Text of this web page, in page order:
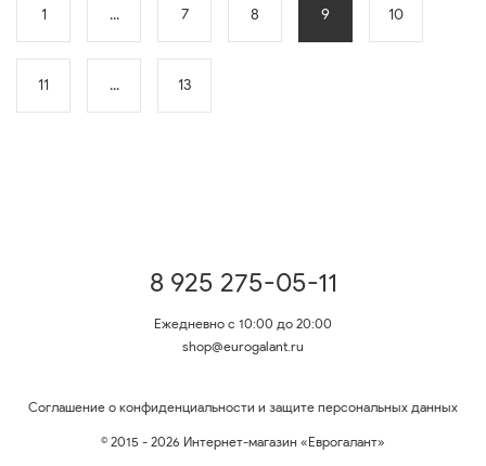
1 ... 7 8 9 10
11 ... 13
8 925 275-05-11
Ежедневно с 10:00 до 20:00
shop@eurogalant.ru
Соглашение о конфиденциальности и защите персональных данных
© 2015 - 2026 Интернет-магазин «Еврогалант»